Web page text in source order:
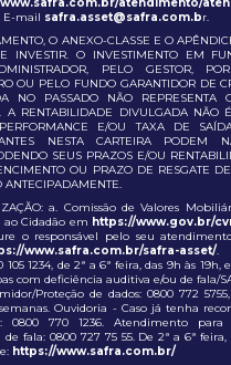
E-mail safra.asset@safra.com.br.
O ANEXO-CLASSE E O
INVESTIR. O INVESTIMENTO EM
PELO GESTOR,
OU PELO FUNDO GARANTIDOR DE
NO PASSADO NÃO REPRESENTA
A RENTABILIDADE DIVULGADA NÃO
E/OU TAXA DE
NESTA CARTEIRA PODEM
SEUS PRAZOS E/OU
OU PRAZO DE RESGATE
ANTECIPADAMENTE.
a. Comissão de Valores
Cidadão em https://www.gov.br/
o responsável pelo seu
www.safra.com.br/safra-asset/.
1234, de 2ª a 6ª feira, das 9h às 19h,
com deficiência auditiva e/ou de fala/
Proteção de dados: 0800 772
Ouvidoria - Caso já tenha
0800 770 1236. Atendimento para
fala: 0800 727 75 55. De 2ª a 6ª feira,
https://www.safra.com.br/